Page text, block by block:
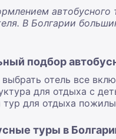
автобусного
В Болгарии
подбор
отель все
для отдыха с
тур для отдыха
туры в